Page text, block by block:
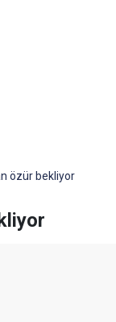
özür bekliyor